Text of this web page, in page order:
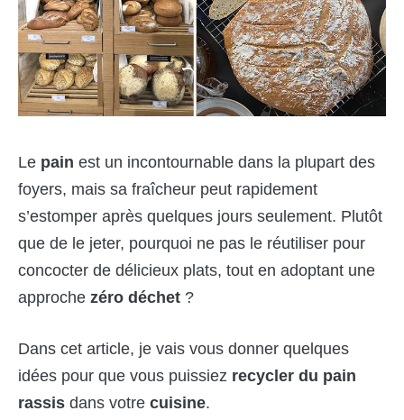
Le pain est un incontournable dans la plupart des
foyers, mais sa fraîcheur peut rapidement
s’estomper après quelques jours seulement. Plutôt
que de le jeter, pourquoi ne pas le réutiliser pour
concocter de délicieux plats, tout en adoptant une
approche zéro déchet ?
Dans cet article, je vais vous donner quelques
idées pour que vous puissiez recycler du pain
rassis dans votre cuisine.